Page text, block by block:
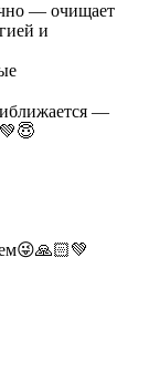
— очищает
и
—